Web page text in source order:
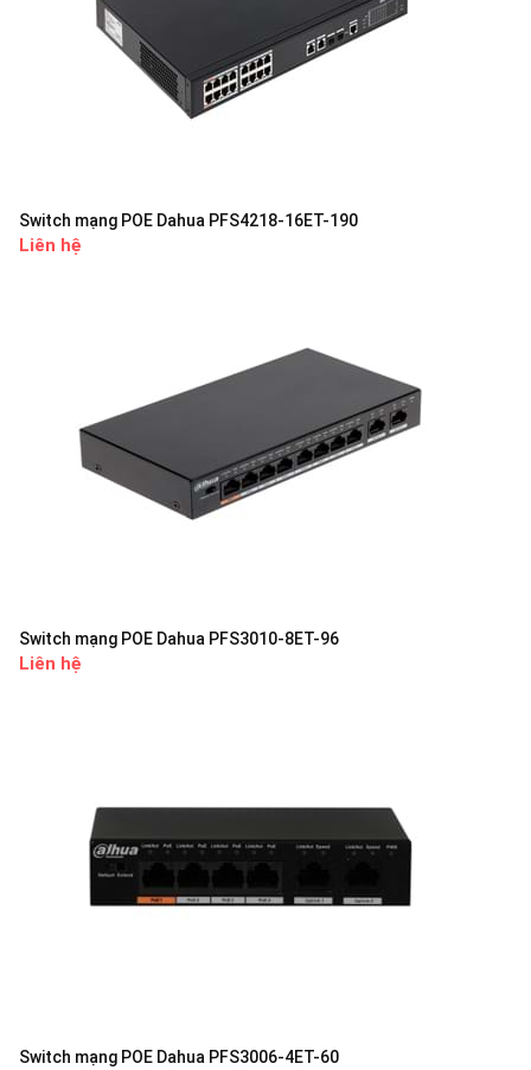
Switch mạng POE Dahua PFS4218-16ET-190
Liên hệ
Switch mạng POE Dahua PFS3010-8ET-96
Liên hệ
Switch mạng POE Dahua PFS3006-4ET-60